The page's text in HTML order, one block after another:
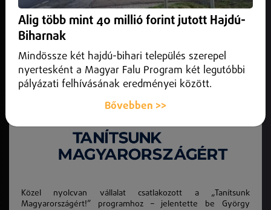
A cégek nemcsak anyagilag, hanem aktívan szervezőként
is bekapcsolódnak a programba.
Közel nyolcvan vállalat csatlakozott a „Tanítsunk
Magyarországért!” programhoz – jelentette be György
Alig több mint 40 millió forint jutott Hajdú-
Biharnak
Mindössze két hajdú-bihari település szerepel
nyertesként a Magyar Falu Program két legutóbbi
pályázati felhívásának eredményei között.
Bővebben >>